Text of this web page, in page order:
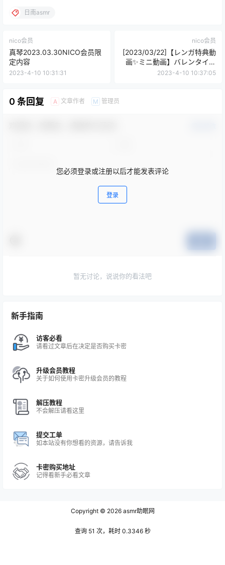
日南asmr
nico会员
真琴2023.03.30NICO会员限
定内容
2023-4-10 10:31:31
nico会员
[2023/03/22]【レンガ特典動
画✨ミニ動画】バレンタイン
衣装????サムネ撮影の裏側♡
2023-4-10 10:37:05
0 条回复 A 文章作者 M 管理员
您必须登录或注册以后才能发表评论
登录
暂无讨论，说说你的看法吧
新手指南
访客必看
请看过文章后在决定是否购买卡密
升级会员教程
关于如何使用卡密升级会员的教程
解压教程
不会解压请看这里
提交工单
如本站没有你想看的资源，请告诉我
卡密购买地址
记得看新手必看文章
Copyright © 2026asmr助眠网
查询 51 次，耗时 0.3346 秒